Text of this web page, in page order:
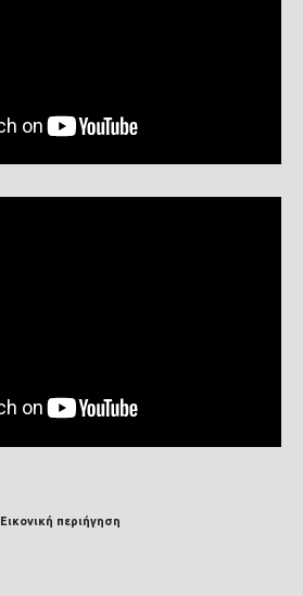
Εικονική περιήγηση